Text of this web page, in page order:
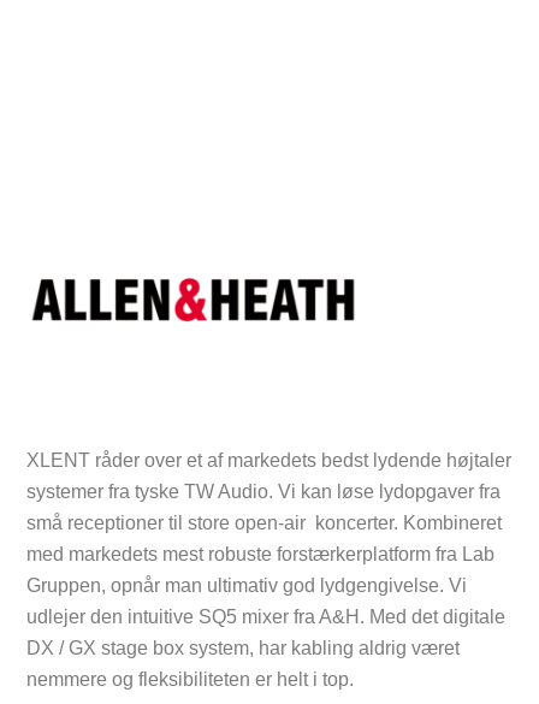
XLENT råder over et af markedets bedst lydende højtaler
systemer fra tyske TW Audio. Vi kan løse lydopgaver fra
små receptioner til store open-air koncerter. Kombineret
med markedets mest robuste forstærkerplatform fra Lab
Gruppen, opnår man ultimativ god lydgengivelse. Vi
udlejer den intuitive SQ5 mixer fra A&H. Med det digitale
DX / GX stage box system, har kabling aldrig været
nemmere og fleksibiliteten er helt i top.